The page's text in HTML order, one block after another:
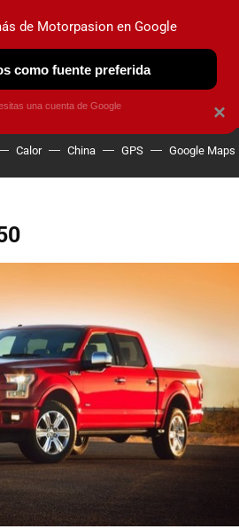
OBSERVATORIO
Calor China GPS Google Maps
×
de Motorpasion en Google
como fuente preferida
una cuenta de Google